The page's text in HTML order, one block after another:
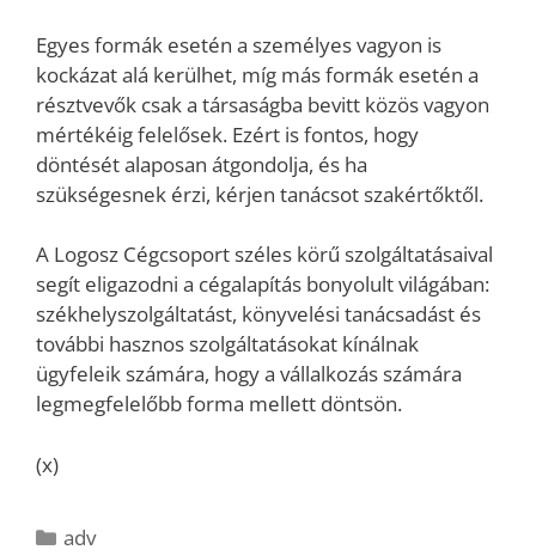
Egyes formák esetén a személyes vagyon is
kockázat alá kerülhet, míg más formák esetén a
résztvevők csak a társaságba bevitt közös vagyon
mértékéig felelősek. Ezért is fontos, hogy
döntését alaposan átgondolja, és ha
szükségesnek érzi, kérjen tanácsot szakértőktől.
A Logosz Cégcsoport széles körű szolgáltatásaival
segít eligazodni a cégalapítás bonyolult világában:
székhelyszolgáltatást, könyvelési tanácsadást és
további hasznos szolgáltatásokat kínálnak
ügyfeleik számára, hogy a vállalkozás számára
legmegfelelőbb forma mellett döntsön.
(x)
Kategória
adv